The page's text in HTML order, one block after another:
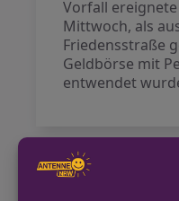
Vorfall
Mittwoch, als
Friedensstraße
Geldbörse mit
entwendet
VORHERIGER
Radfahrerin bei